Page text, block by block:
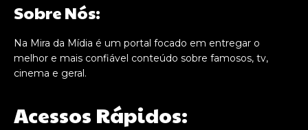
Sobre Nós:
Na Mira da Mídia é um portal focado em entregar o
melhor e mais confiável conteúdo sobre famosos, tv,
cinema e geral.
Acessos Rápidos: